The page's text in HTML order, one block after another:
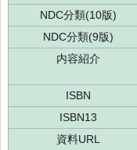
NDC分類(10版)
NDC分類(9版)
内容紹介
ISBN
ISBN13
資料URL